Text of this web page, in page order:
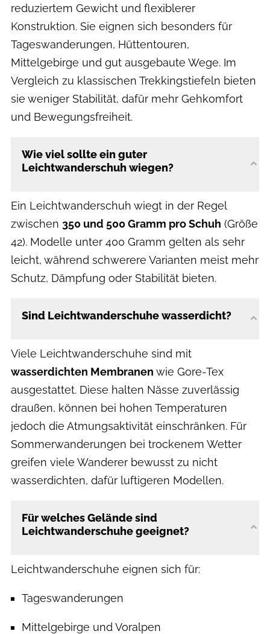
reduziertem Gewicht und flexiblerer
Konstruktion. Sie eignen sich besonders für
Tageswanderungen, Hüttentouren,
Mittelgebirge und gut ausgebaute Wege. Im
Vergleich zu klassischen Trekkingstiefeln bieten
sie weniger Stabilität, dafür mehr Gehkomfort
und Bewegungsfreiheit.
Wie viel sollte ein guter
Leichtwanderschuh wiegen?
Ein Leichtwanderschuh wiegt in der Regel
zwischen 350 und 500 Gramm pro Schuh (Größe
42). Modelle unter 400 Gramm gelten als sehr
leicht, während schwerere Varianten meist mehr
Schutz, Dämpfung oder Stabilität bieten.
Sind Leichtwanderschuhe wasserdicht?
Viele Leichtwanderschuhe sind mit
wasserdichten Membranen wie Gore-Tex
ausgestattet. Diese halten Nässe zuverlässig
draußen, können bei hohen Temperaturen
jedoch die Atmungsaktivität einschränken. Für
Sommerwanderungen bei trockenem Wetter
greifen viele Wanderer bewusst zu nicht
wasserdichten, dafür luftigeren Modellen.
Für welches Gelände sind
Leichtwanderschuhe geeignet?
Leichtwanderschuhe eignen sich für:
Tageswanderungen
Mittelgebirge und Voralpen